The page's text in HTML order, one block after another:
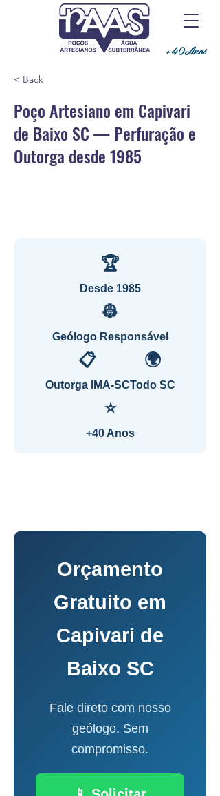
+40Anos
< Back
Poço Artesiano em Capivari
de Baixo SC — Perfuração e
Outorga desde 1985
🏆
Desde 1985
👷
Geólogo Responsável
📋
Outorga IMA-SC
🌍
Todo SC
⭐
+40 Anos
Orçamento
Gratuito em
Capivari de
Baixo SC
Fale direto com nosso
geólogo. Sem
compromisso.